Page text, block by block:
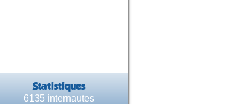
Statistiques
6135 internautes